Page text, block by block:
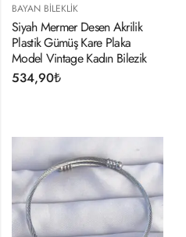
BAYAN BILEKLIK
Siyah Mermer Desen Akrilik
Plastik Gümüş Kare Plaka
Model Vintage Kadın Bilezik
534,90₺